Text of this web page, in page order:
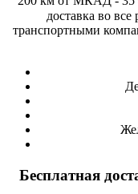
доставка во
транспортными
Бесплатная